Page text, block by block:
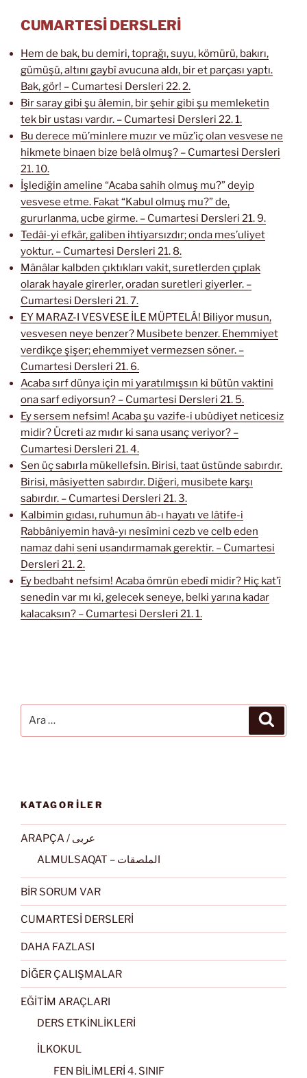
CUMARTESİ DERSLERİ
Hem de bak, bu demiri, toprağı, suyu, kömürü, bakırı,
gümüşü, altını gaybî avucuna aldı, bir et parçası yaptı.
Bak, gör! – Cumartesi Dersleri 22. 2.
Bir saray gibi şu âlemin, bir şehir gibi şu memleketin
tek bir ustası vardır. – Cumartesi Dersleri 22. 1.
Bu derece mü’minlere muzır ve müz’iç olan vesvese ne
hikmete binaen bize belâ olmuş? – Cumartesi Dersleri
21. 10.
İşlediğin ameline “Acaba sahih olmuş mu?” deyip
vesvese etme. Fakat “Kabul olmuş mu?” de,
gururlanma, ucbe girme. – Cumartesi Dersleri 21. 9.
Tedâi-yi efkâr, galiben ihtiyarsızdır; onda mes’uliyet
yoktur. – Cumartesi Dersleri 21. 8.
Mânâlar kalbden çıktıkları vakit, suretlerden çıplak
olarak hayale girerler, oradan suretleri giyerler. –
Cumartesi Dersleri 21. 7.
EY MARAZ-I VESVESE İLE MÜPTELÂ! Biliyor musun,
vesvesen neye benzer? Musibete benzer. Ehemmiyet
verdikçe şişer; ehemmiyet vermezsen söner. –
Cumartesi Dersleri 21. 6.
Acaba sırf dünya için mi yaratılmışsın ki bütün vaktini
ona sarf ediyorsun? – Cumartesi Dersleri 21. 5.
Ey sersem nefsim! Acaba şu vazife-i ubûdiyet neticesiz
midir? Ücreti az mıdır ki sana usanç veriyor? –
Cumartesi Dersleri 21. 4.
Sen üç sabırla mükellefsin. Birisi, taat üstünde sabırdır.
Birisi, mâsiyetten sabırdır. Diğeri, musibete karşı
sabırdır. – Cumartesi Dersleri 21. 3.
Kalbimin gıdası, ruhumun âb-ı hayatı ve lâtife-i
Rabbâniyemin havâ-yı nesîmini cezb ve celb eden
namaz dahi seni usandırmamak gerektir. – Cumartesi
Dersleri 21. 2.
Ey bedbaht nefsim! Acaba ömrün ebedî midir? Hiç kat’î
senedin var mı ki, gelecek seneye, belki yarına kadar
kalacaksın? – Cumartesi Dersleri 21. 1.
KATAGORİLER
ARAPÇA / عربى
ALMULSAQAT – الملصقات
BİR SORUM VAR
CUMARTESİ DERSLERİ
DAHA FAZLASI
DİĞER ÇALIŞMALAR
EĞİTİM ARAÇLARI
DERS ETKİNLİKLERİ
İLKOKUL
FEN BİLİMLERİ 4. SINIF